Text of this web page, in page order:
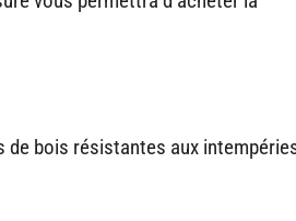
de bois résistantes aux